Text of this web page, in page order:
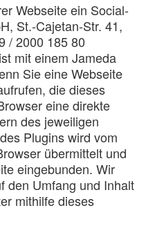
Webseite ein Social-
St.-Cajetan-Str. 41,
/ 2000 185 80
mit einem Jameda
Sie eine Webseite
die dieses
eine direkte
des jeweiligen
Plugins wird vom
übermittelt und
eingebunden. Wir
den Umfang und Inhalt
mithilfe dieses